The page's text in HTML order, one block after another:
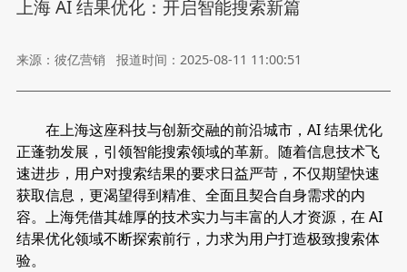
上海 AI 结果优化：开启智能搜索新篇
来源：彼亿营销 报道时间：2025-08-11 11:00:51
在上海这座科技与创新交融的前沿城市，AI 结果优化
正蓬勃发展，引领智能搜索领域的革新。随着信息技术飞
速进步，用户对搜索结果的要求日益严苛，不仅期望快速
获取信息，更渴望得到精准、全面且契合自身需求的内
容。上海凭借其雄厚的技术实力与丰富的人才资源，在 AI
结果优化领域不断探索前行，力求为用户打造极致搜索体
验。